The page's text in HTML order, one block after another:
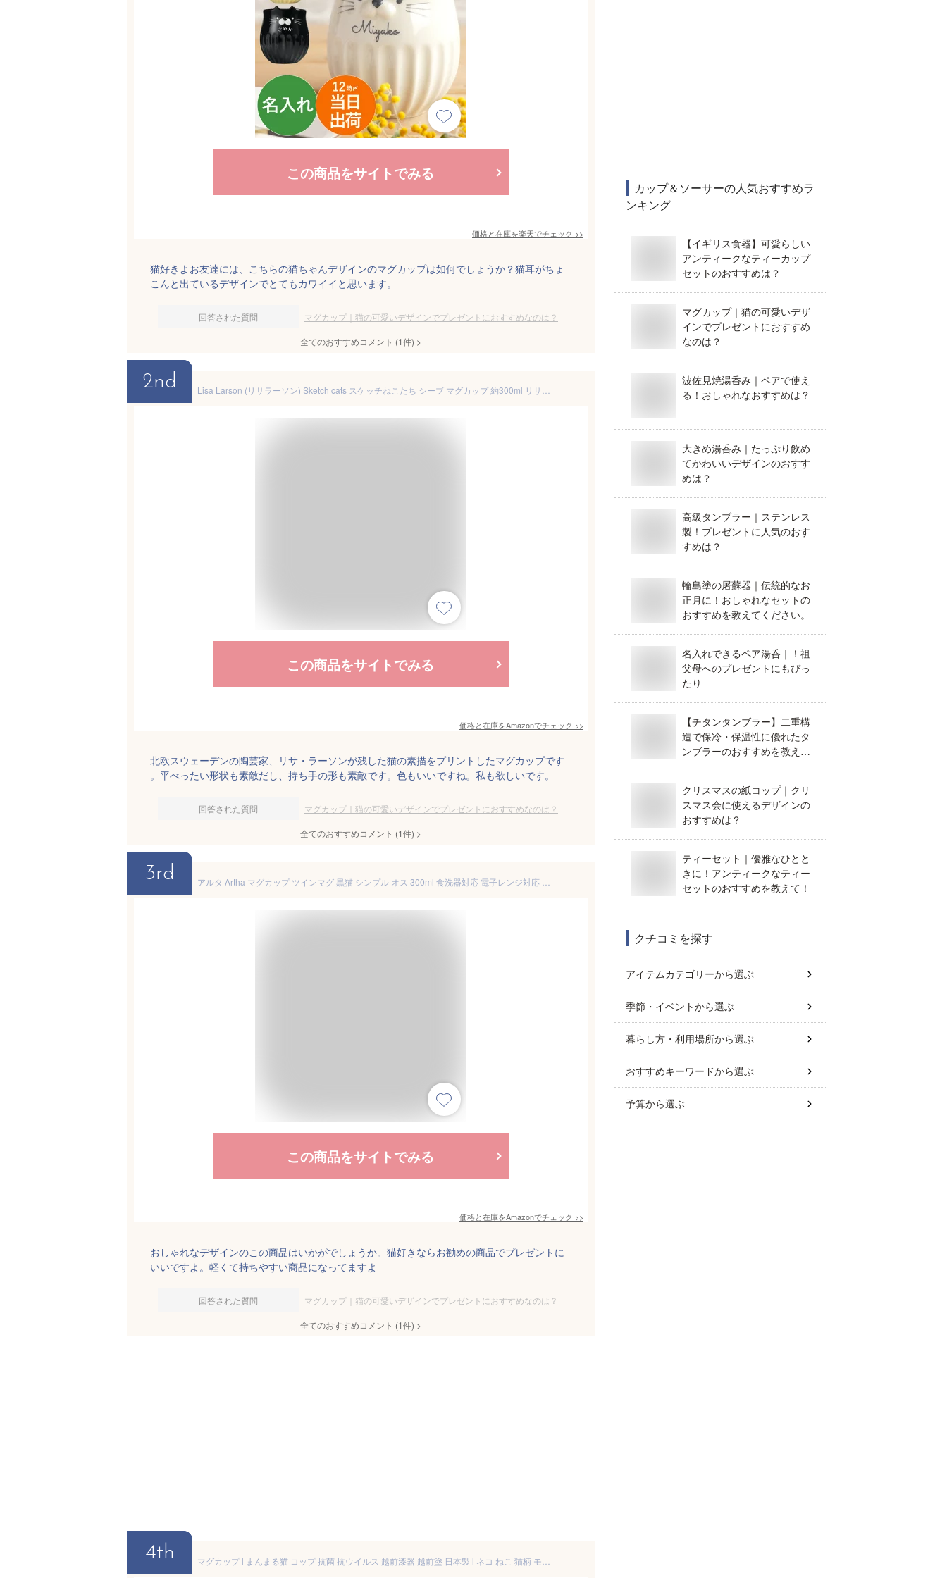
この商品をサイトでみる
価格と在庫を楽天でチェック >>
猫好きよお友達には、こちらの猫ちゃんデザインのマグカップは如何でしょうか？猫耳がちょ
こんと出ているデザインでとてもカワイイと思います。
回答された質問 マグカップ｜猫の可愛いデザインでプレゼントにおすすめなのは？
全てのおすすめコメント (1件) >
2nd
この商品をサイトでみる
価格と在庫をAmazonでチェック >>
北欧スウェーデンの陶芸家、リサ・ラーソンが残した猫の素描をプリントしたマグカップです
。平べったい形状も素敵だし、持ち手の形も素敵です。色もいいですね。私も欲しいです。
回答された質問 マグカップ｜猫の可愛いデザインでプレゼントにおすすめなのは？
全てのおすすめコメント (1件) >
3rd
この商品をサイトでみる
価格と在庫をAmazonでチェック >>
おしゃれなデザインのこの商品はいかがでしょうか。猫好きならお勧めの商品でプレゼントに
いいですよ。軽くて持ちやすい商品になってますよ
回答された質問 マグカップ｜猫の可愛いデザインでプレゼントにおすすめなのは？
全てのおすすめコメント (1件) >
4th
カップ＆ソーサーの人気おすすめラ
ンキング
【イギリス食器】可愛らしい
アンティークなティーカップ
セットのおすすめは？
マグカップ｜猫の可愛いデザ
インでプレゼントにおすすめ
なのは？
波佐見焼湯呑み｜ペアで使え
る！おしゃれなおすすめは？
大きめ湯呑み｜たっぷり飲め
てかわいいデザインのおすす
めは？
高級タンブラー｜ステンレス
製！プレゼントに人気のおす
すめは？
輪島塗の屠蘇器｜伝統的なお
正月に！おしゃれなセットの
おすすめを教えてください。
名入れできるペア湯呑｜！祖
父母へのプレゼントにもぴっ
たり
【チタンタンブラー】二重構
造で保冷・保温性に優れたタ
ンブラーのおすすめを教え
クリスマスの紙コップ｜クリ
スマス会に使えるデザインの
おすすめは？
ティーセット｜優雅なひとと
きに！アンティークなティー
セットのおすすめを教えて！
クチコミを探す
アイテムカテゴリーから選ぶ
季節・イベントから選ぶ
暮らし方・利用場所から選ぶ
おすすめキーワードから選ぶ
予算から選ぶ